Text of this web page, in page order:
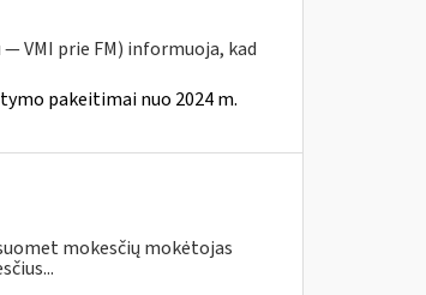
VMI prie FM) informuoja, kad
pakeitimai nuo 2024 m.
mokesčių mokėtojas